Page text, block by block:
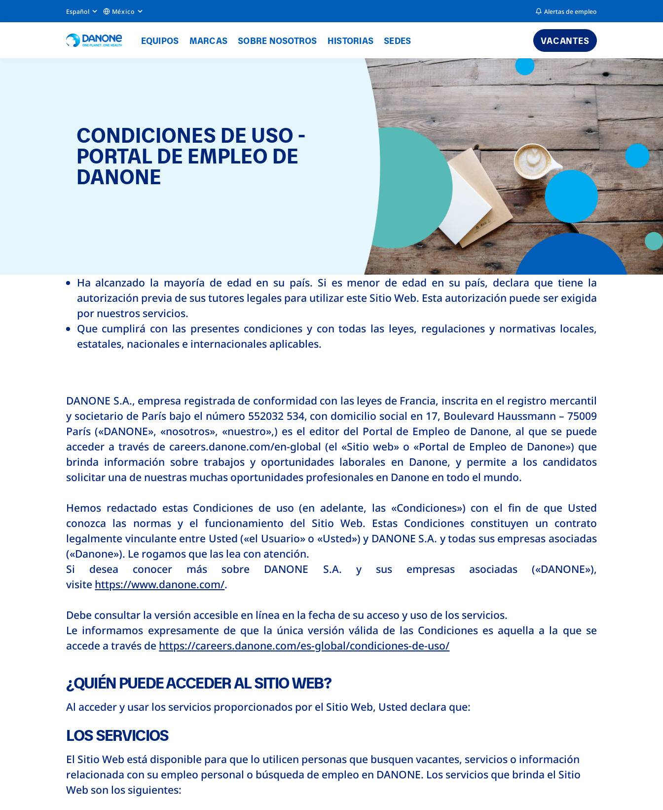
Español México Alertas de empleo
EQUIPOS MARCAS SOBRE NOSOTROS HISTORIAS SEDES VACANTES
CONDICIONES DE USO -
PORTAL DE EMPLEO DE
DANONE
Ha alcanzado la mayoría de edad en su país. Si es menor de edad en su país, declara que tiene la
autorización previa de sus tutores legales para utilizar este Sitio Web. Esta autorización puede ser exigida
por nuestros servicios.
Que cumplirá con las presentes condiciones y con todas las leyes, regulaciones y normativas locales,
estatales, nacionales e internacionales aplicables.
DANONE S.A., empresa registrada de conformidad con las leyes de Francia, inscrita en el registro mercantil
y societario de París bajo el número 552032 534, con domicilio social en 17, Boulevard Haussmann – 75009
París («DANONE», «nosotros», «nuestro»,) es el editor del Portal de Empleo de Danone, al que se puede
acceder a través de careers.danone.com/en-global (el «Sitio web» o «Portal de Empleo de Danone») que
brinda información sobre trabajos y oportunidades laborales en Danone, y permite a los candidatos
solicitar una de nuestras muchas oportunidades profesionales en Danone en todo el mundo.
Hemos redactado estas Condiciones de uso (en adelante, las «Condiciones») con el fin de que Usted
conozca las normas y el funcionamiento del Sitio Web. Estas Condiciones constituyen un contrato
legalmente vinculante entre Usted («el Usuario» o «Usted») y DANONE S.A. y todas sus empresas asociadas
(«Danone»). Le rogamos que las lea con atención.
Si desea conocer más sobre DANONE S.A. y sus empresas asociadas («DANONE»),
visite https://www.danone.com/.
Debe consultar la versión accesible en línea en la fecha de su acceso y uso de los servicios.
Le informamos expresamente de que la única versión válida de las Condiciones es aquella a la que se
accede a través de https://careers.danone.com/es-global/condiciones-de-uso/
¿QUIÉN PUEDE ACCEDER AL SITIO WEB?
Al acceder y usar los servicios proporcionados por el Sitio Web, Usted declara que:
LOS SERVICIOS
El Sitio Web está disponible para que lo utilicen personas que busquen vacantes, servicios o información
relacionada con su empleo personal o búsqueda de empleo en DANONE. Los servicios que brinda el Sitio
Web son los siguientes: